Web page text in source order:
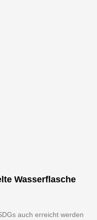
Firma
Wasserflasche
auch erreicht werden